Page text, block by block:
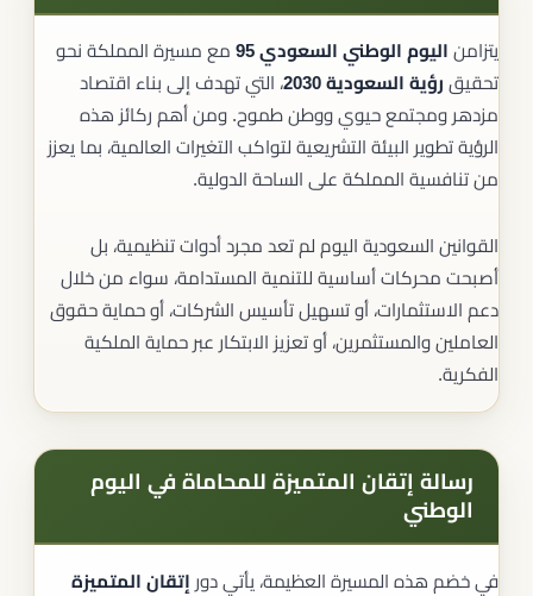
يتزامن اليوم الوطني السعودي 95
مع مسيرة المملكة نحو
تحقيق رؤية السعودية 2030
، التي تهدف إلى بناء اقتصاد
مزدهر ومجتمع حيوي ووطن طموح. ومن أهم ركائز هذه
الرؤية تطوير البيئة التشريعية لتواكب التغيرات العالمية، بما يعزز
من تنافسية المملكة على الساحة الدولية.
القوانين السعودية اليوم لم تعد مجرد أدوات تنظيمية، بل
أصبحت محركات أساسية للتنمية المستدامة، سواء من خلال
دعم الاستثمارات، أو تسهيل تأسيس الشركات، أو حماية حقوق
العاملين والمستثمرين، أو تعزيز الابتكار عبر حماية الملكية
الفكرية.
رسالة إتقان المتميزة للمحاماة في اليوم
الوطني
في خضم هذه المسيرة العظيمة، يأتي دور إتقان المتميزة